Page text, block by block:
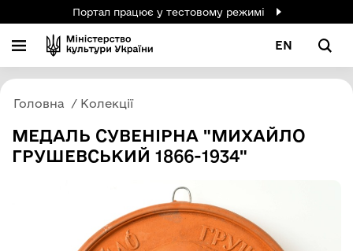
Портал працює у тестовому режимі
EN
Головна Колекції
МЕДАЛЬ СУВЕНІРНА "МИХАЙЛО
ГРУШЕВСЬКИЙ 1866-1934"